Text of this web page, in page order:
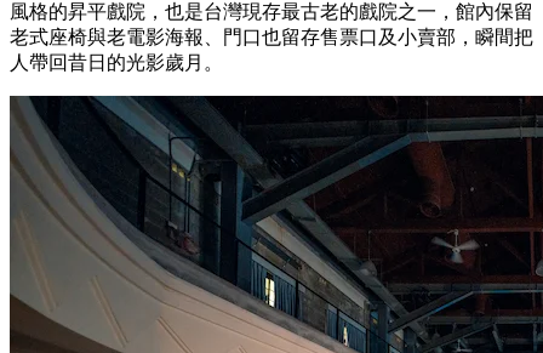
風格的昇平戲院，也是台灣現存最古老的戲院之一，館內保留
老式座椅與老電影海報、門口也留存售票口及小賣部，瞬間把
人帶回昔日的光影歲月。